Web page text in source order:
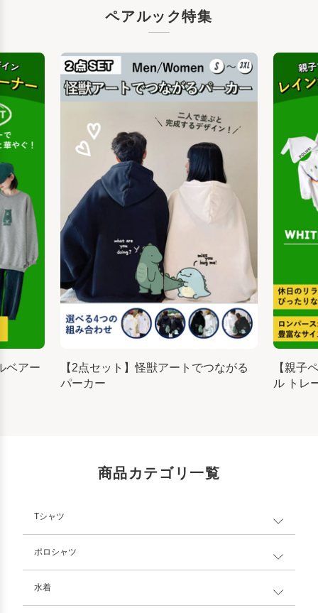
ペアルック特集
ベアー
【2点セット】怪獣アートでつながる
パーカー
【親子
ル トレ
商品カテゴリ一覧
Tシャツ
ポロシャツ
水着